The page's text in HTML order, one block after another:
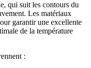
qui suit les contours du
Les matériaux
garantir une excellente
de la température
: